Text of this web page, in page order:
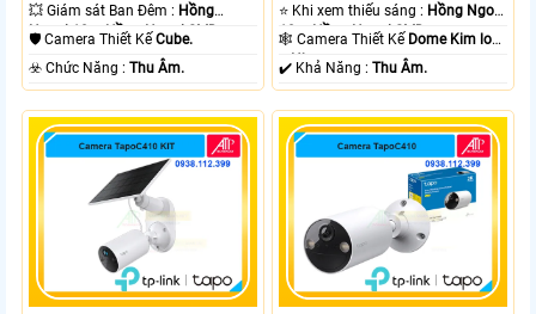
💥 Giám sát Ban Đêm : Hồng
Ngoại 10m Hồng Ngoại SMD.
🛡 Camera Thiết KếCube.
️☣️ Chức Năng :Thu Âm.
⭐ Khi xem thiếu sáng : Hồng Ngoại
10m Hồng Ngoại SMD.
🕸️ Camera Thiết Kế Dome Kim loại
+ Nhựa.
️✔️ Khả Năng :Thu Âm.